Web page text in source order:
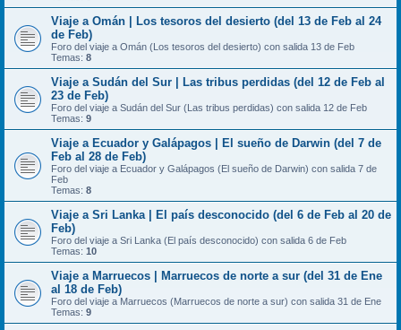
Viaje a Omán | Los tesoros del desierto (del 13 de Feb al 24
de Feb)
Foro del viaje a Omán (Los tesoros del desierto) con salida 13 de Feb
Temas: 8
Viaje a Sudán del Sur | Las tribus perdidas (del 12 de Feb al
23 de Feb)
Foro del viaje a Sudán del Sur (Las tribus perdidas) con salida 12 de Feb
Temas: 9
Viaje a Ecuador y Galápagos | El sueño de Darwin (del 7 de
Feb al 28 de Feb)
Foro del viaje a Ecuador y Galápagos (El sueño de Darwin) con salida 7 de
Feb
Temas: 8
Viaje a Sri Lanka | El país desconocido (del 6 de Feb al 20 de
Feb)
Foro del viaje a Sri Lanka (El país desconocido) con salida 6 de Feb
Temas: 10
Viaje a Marruecos | Marruecos de norte a sur (del 31 de Ene
al 18 de Feb)
Foro del viaje a Marruecos (Marruecos de norte a sur) con salida 31 de Ene
Temas: 9